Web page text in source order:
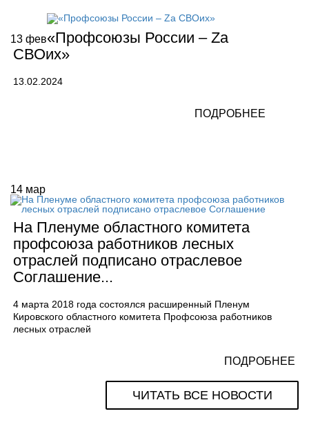
13 фев«Профсоюзы России – Zа
СВОих»
13.02.2024
ПОДРОБНЕЕ
14 мар
На Пленуме областного комитета
профсоюза работников лесных
отраслей подписано отраслевое
Соглашение...
4 марта 2018 года состоялся расширенный Пленум
Кировского областного комитета Профсоюза работников
лесных отраслей
ПОДРОБНЕЕ
ЧИТАТЬ ВСЕ НОВОСТИ